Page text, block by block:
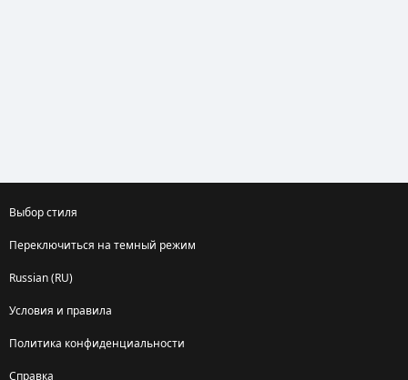
Выбор стиля
Переключиться на темный режим
Russian (RU)
Условия и правила
Политика конфиденциальности
Справка